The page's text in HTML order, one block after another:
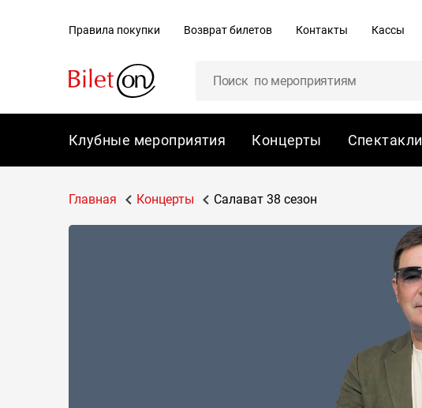
Правила покупки Возврат билетов Контакты Кассы
Клубные мероприятия Концерты Спектакли
Главная Концерты Салават 38 сезон